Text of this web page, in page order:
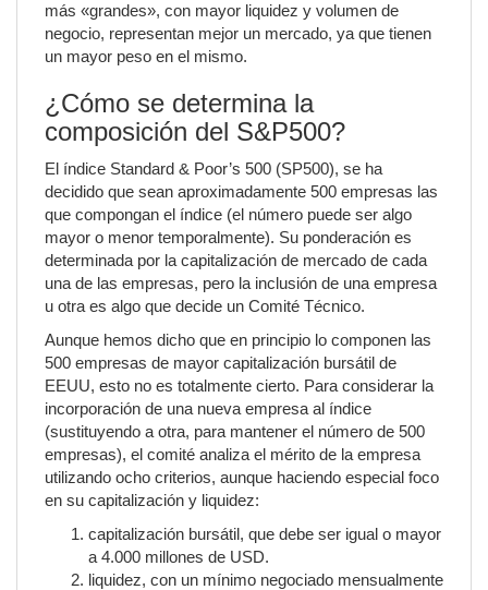
más «grandes», con mayor liquidez y volumen de
negocio, representan mejor un mercado, ya que tienen
un mayor peso en el mismo.
¿Cómo se determina la
composición del S&P500?
El índice Standard & Poor’s 500 (SP500), se ha
decidido que sean aproximadamente 500 empresas las
que compongan el índice (el número puede ser algo
mayor o menor temporalmente). Su ponderación es
determinada por la capitalización de mercado de cada
una de las empresas, pero la inclusión de una empresa
u otra es algo que decide un Comité Técnico.
Aunque hemos dicho que en principio lo componen las
500 empresas de mayor capitalización bursátil de
EEUU, esto no es totalmente cierto. Para considerar la
incorporación de una nueva empresa al índice
(sustituyendo a otra, para mantener el número de 500
empresas), el comité analiza el mérito de la empresa
utilizando ocho criterios, aunque haciendo especial foco
en su capitalización y liquidez:
capitalización bursátil, que debe ser igual o mayor
a 4.000 millones de USD.
liquidez, con un mínimo negociado mensualmente